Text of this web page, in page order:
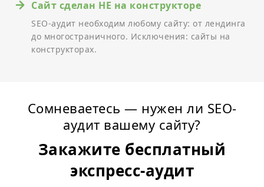
Добавить скрытый заголовок
Сделать заголовок из текста
Переделать номер заголовка
Объединить в hgroup заголовки одной секции
Header — важная доп.инфа о контенте
hr —
pre —
ul — список, где порядок не важен
ol — список, где важен порядок пунктов
menu — список действия (лайк, в сравнения, в
корзину…)
dl — список значений (цвет: белый; размер: XXL)
Сайт сделан НЕ на конструкторе
SEO-аудит необходим любому сайту: от лендинга
до многостраничного. Исключения: сайты на
конструкторах.
Сомневаетесь — нужен ли SEO-
аудит вашему сайту?
Закажите бесплатный
экспресс-аудит